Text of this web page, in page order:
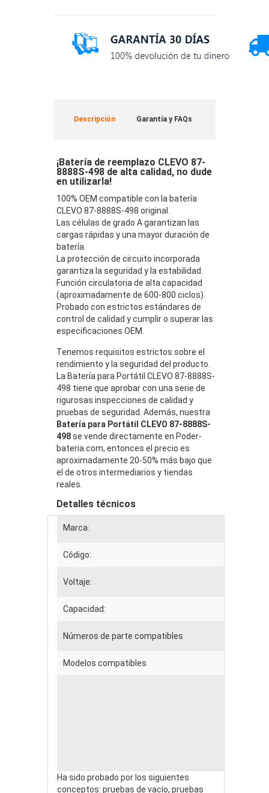
Descripción Garantía y FAQs
¡Batería de reemplazo CLEVO 87-
8888S-498 de alta calidad, no dude
en utilizarla!
100% OEM compatible con la batería
CLEVO 87-8888S-498 original.
Las células de grado A garantizan las
cargas rápidas y una mayor duración de
batería.
La protección de circuito incorporada
garantiza la seguridad y la estabilidad.
Función circulatoria de alta capacidad
(aproximadamente de 600-800 ciclos).
Probado con estrictos estándares de
control de calidad y cumplir o superar las
especificaciones OEM.
Tenemos requisitos estrictos sobre el
rendimiento y la seguridad del producto.
La Batería para Portátil CLEVO 87-8888S-
498 tiene que aprobar con una serie de
rigurosas inspecciones de calidad y
pruebas de seguridad. Además, nuestra
Batería para Portátil CLEVO 87-8888S-
498se vende directamente en Poder-
bateria.com, entonces el precio es
aproximadamente 20-50% más bajo que
el de otros intermediarios y tiendas
reales.
Detalles técnicos
Marca:
Código:
Voltaje:
Capacidad:
Números de parte compatibles
Modelos compatibles
Ha sido probado por los siguientes
conceptos: pruebas de vacío, pruebas